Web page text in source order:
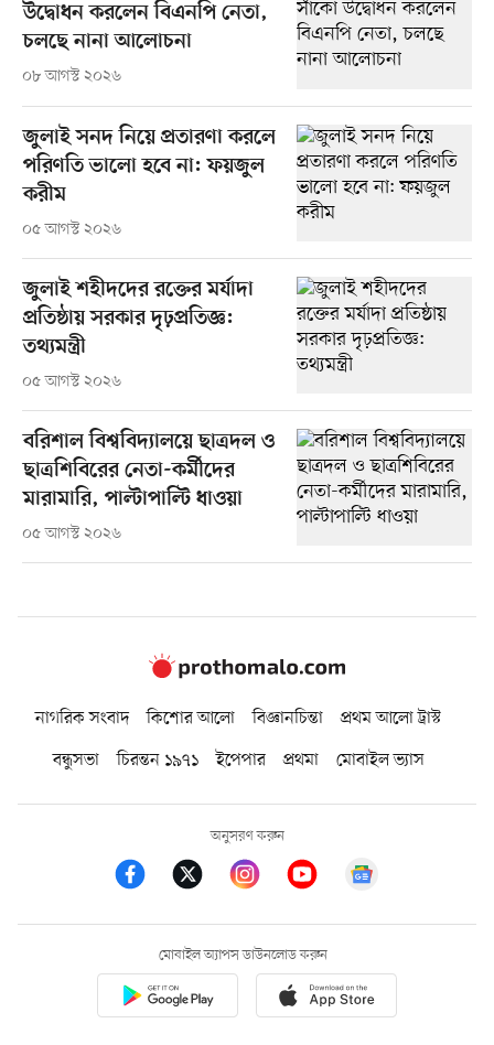
উদ্বোধন করলেন বিএনপি নেতা,
চলছে নানা আলোচনা
০৮ আগস্ট ২০২৬
জুলাই সনদ নিয়ে প্রতারণা করলে
পরিণতি ভালো হবে না: ফয়জুল
করীম
০৫ আগস্ট ২০২৬
জুলাই শহীদদের রক্তের মর্যাদা
প্রতিষ্ঠায় সরকার দৃঢ়প্রতিজ্ঞ:
তথ্যমন্ত্রী
০৫ আগস্ট ২০২৬
বরিশাল বিশ্ববিদ্যালয়ে ছাত্রদল ও
ছাত্রশিবিরের নেতা-কর্মীদের
মারামারি, পাল্টাপাল্টি ধাওয়া
০৫ আগস্ট ২০২৬
নাগরিক সংবাদ কিশোর আলো বিজ্ঞানচিন্তা
প্রথম আলো ট্রাস্ট
বন্ধুসভা
চিরন্তন ১৯৭১ ইপেপার প্রথমা মোবাইল ভ্যাস
অনুসরণ করুন
মোবাইল অ্যাপস ডাউনলোড করুন